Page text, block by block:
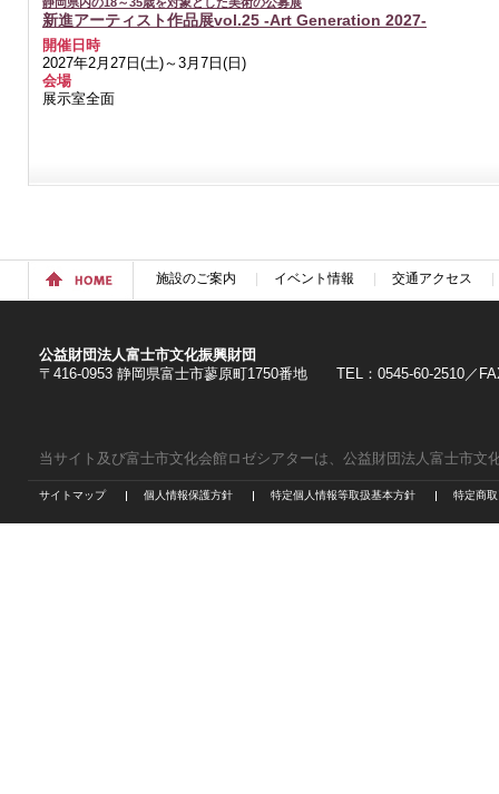
新進アーティスト作品展vol.25 -Art Generation 2027-
開催日時
2027年2月27日(土)～3月7日(日)
会場
展示室全面
施設のご案内 イベント情報 交通アクセス
公益財団法人富士市文化振興財団
〒416-0953 静岡県富士市蓼原町1750番地 TEL：0545-60-2510／
当サイト及び富士市文化会館ロゼシアターは、公益財団法人富士市文
サイトマップ 個人情報保護方針 特定個人情報等取扱基本方針 特定商